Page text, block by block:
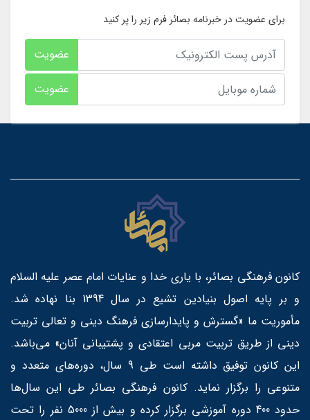
برای عضویت در خبرنامه بصائر فرم زیر را پر کنید
عضویت
عضویت
کانون فرهنگی بصائر، با یاری خدا و عنایات امام عصر علیه السلام
و بر پایه اصول بنیادین تشیع در سال 1394 بنا نهاده شد.
مأموریت ما «گسترش و پایدارسازی فرهنگ دینی و تعالی تربیت
دینی از طریق تربیت مربی اعتقادی و پشتیبانی آنان» می‌باشد.
این کانون توفیق داشته است طی 9 سال، دوره‌های متعدد و
متنوعی را برگزار نماید. کانون فرهنگی بصائر طی این سال‌ها
حدود 400 دوره آموزشی برگزار کرده و بیش از 5000 نفر را تحت